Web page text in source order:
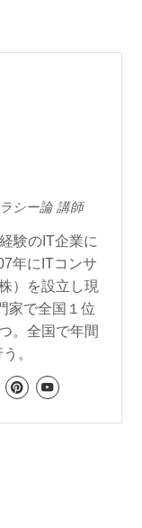
シー論 講師
験のIT企業に
年にITコンサ
）を設立し現
家で全国１位
。全国で年間
。